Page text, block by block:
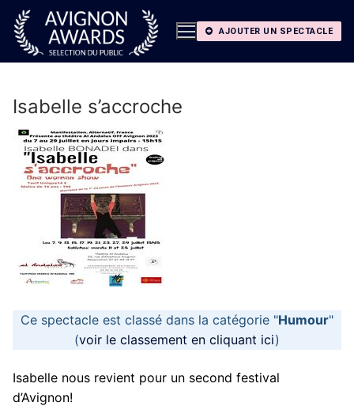
Aller
contenu
AJOUTER UN SPECTACLE
Isabelle s’accroche
Ce spectacle est classé dans la catégorie "Humour"
(voir le classement en cliquant ici)
Isabelle nous revient pour un second festival
d’Avignon!